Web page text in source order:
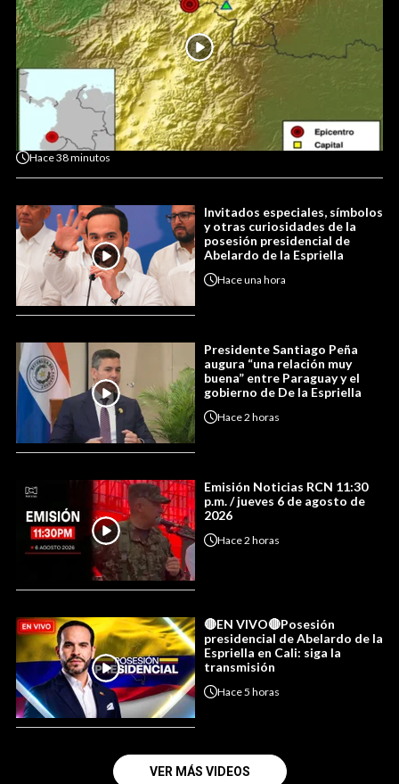
Hace38 minutos
Invitados especiales, símbolos
y otras curiosidades de la
posesión presidencial de
Abelardo de la Espriella
Haceuna hora
Presidente Santiago Peña
augura “una relación muy
buena” entre Paraguay y el
gobierno de De la Espriella
Hace2 horas
Emisión Noticias RCN 11:30
p.m. / jueves 6 de agosto de
2026
Hace2 horas
🔴EN VIVO🔴Posesión
presidencial de Abelardo de la
Espriella en Cali: siga la
transmisión
Hace5 horas
VER MÁS VIDEOS